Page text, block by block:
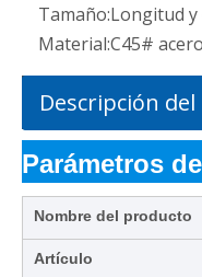
Tamaño:Longitud
Material:C45# acero
Descripción
Parámetros
Nombre del producto
Artículo